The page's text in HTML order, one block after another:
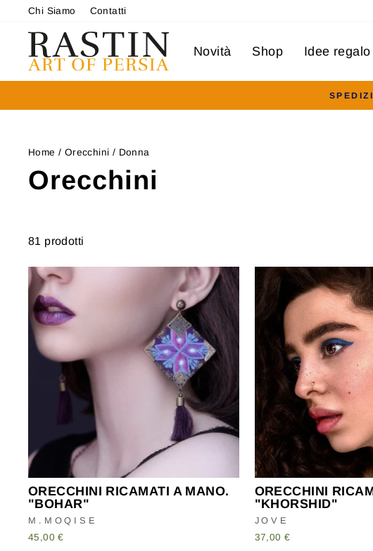
contenuto
Chi Siamo Contatti
Novità Shop Idee regalo
Home / Orecchini / Donna
Orecchini
81 prodotti
ORECCHINI RICAMATI A MANO.
"BOHAR"
M.MOQISE
45,00 €
ORECCHINI
"KHORSHID"
JOVE
37,00 €